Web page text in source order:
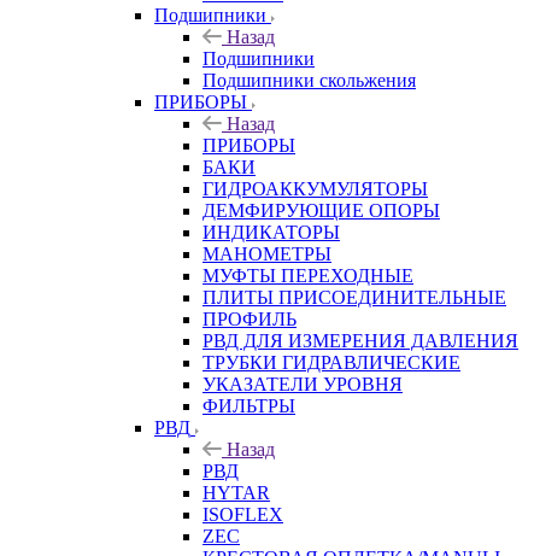
Подшипники
Назад
Подшипники
Подшипники скольжения
ПРИБОРЫ
Назад
ПРИБОРЫ
БАКИ
ГИДРОАККУМУЛЯТОРЫ
ДЕМФИРУЮЩИЕ ОПОРЫ
ИНДИКАТОРЫ
МАНОМЕТРЫ
МУФТЫ ПЕРЕХОДНЫЕ
ПЛИТЫ ПРИСОЕДИНИТЕЛЬНЫЕ
ПРОФИЛЬ
РВД ДЛЯ ИЗМЕРЕНИЯ ДАВЛЕНИЯ
ТРУБКИ ГИДРАВЛИЧЕСКИЕ
УКАЗАТЕЛИ УРОВНЯ
ФИЛЬТРЫ
РВД
Назад
РВД
HYTAR
ISOFLEX
ZEC